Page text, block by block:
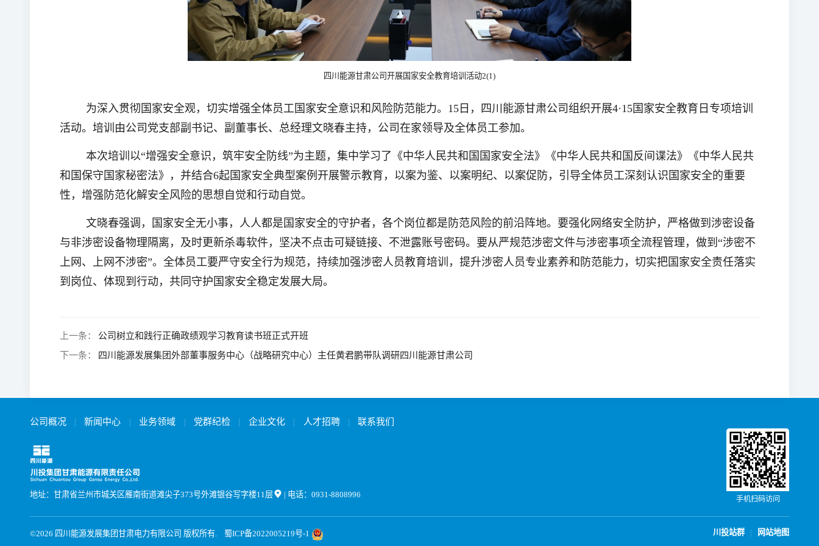
四川能源甘肃公司开展国家安全教育培训活动2(1)
为深入贯彻国家安全观，切实增强全体员工国家安全意识和风险防范能力。15日，四川能源甘肃公司组织开展4·15国家安全教育日专项培训
活动。培训由公司党支部副书记、副董事长、总经理文晓春主持，公司在家领导及全体员工参加。
本次培训以“增强安全意识，筑牢安全防线”为主题，集中学习了《中华人民共和国国家安全法》《中华人民共和国反间谍法》《中华人民共
和国保守国家秘密法》，并结合6起国家安全典型案例开展警示教育， 以案为鉴、以案明纪、以案促防，引导全体员工深刻认识国家安全的重要
性，增强防范化解安全风险的思想自觉和行动自觉。
文晓春强调，国家安全无小事，人人都是国家安全的守护者，各个岗位都是防范风险的前沿阵地。要强化网络安全防护，严格做到涉密设备
与非涉密设备物理隔离，及时更新杀毒软件，坚决不点击可疑链接、不泄露账号密码。要从严规范涉密文件与涉密事项全流程管理，做到“涉密不
上网、上网不涉密”。全体员工要严守安全行为规范，持续加强涉密人员教育培训，提升涉密人员专业素养和防范能力，切实把国家安全责任落实
到岗位、体现到行动，共同守护国家安全稳定发展大局。
上一条：
公司树立和践行正确政绩观学习教育读书班正式开班
下一条：
四川能源发展集团外部董事服务中心（战略研究中心）主任黄君鹏带队调研四川能源甘肃公司
公司概况 | 新闻中心 | 业务领域 | 党群纪检 | 企业文化 | 人才招聘 | 联系我们
地址：甘肃省兰州市城关区雁南街道滩尖子373号外滩银谷写字楼11层 | 电话：0931-8808996
手机扫码访问
©2026 四川能源发展集团甘肃电力有限公司 版权所有. 蜀ICP备2022005219号-1 川投站群 | 网站地图